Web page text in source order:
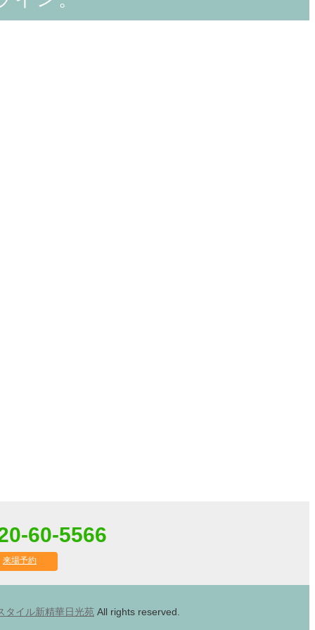
60-5566
来場予約
タイル新精華日光苑 All rights reserved.